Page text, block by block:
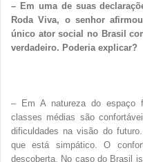
– Em uma de suas
Roda Viva, o senhor
único ator social no Brasil
verdadeiro. Poderia explicar?
– Em A natureza do espaço
classes médias são
dificuldades na visão do
que está simpático. O
descoberta. No caso do Brasil